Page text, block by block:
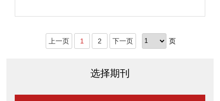
对 应的蛋白提取物在加热过程中具有3 个明显
热和冷却的过程中均具有 更高的储能模量；添
高的保水性和凝胶强度以及更低的蒸煮损失。
上一页 1 2 下一页 页
选择期刊